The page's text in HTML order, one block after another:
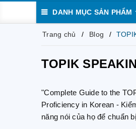
DANH MỤC SẢN PHẨM
Trang chủ Blog
TOPIK
"Complete Guide to the
Proficiency in Korean -
năng nói của họ để chuẩn